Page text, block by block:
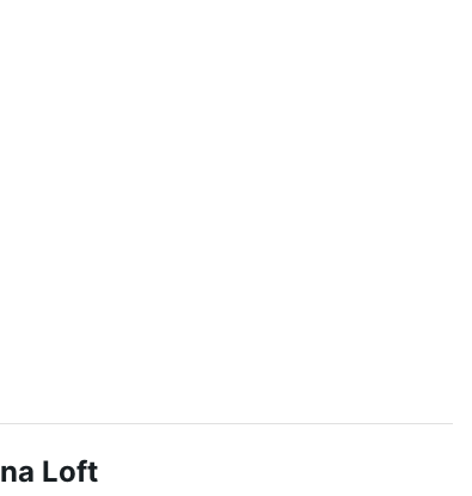
Loft